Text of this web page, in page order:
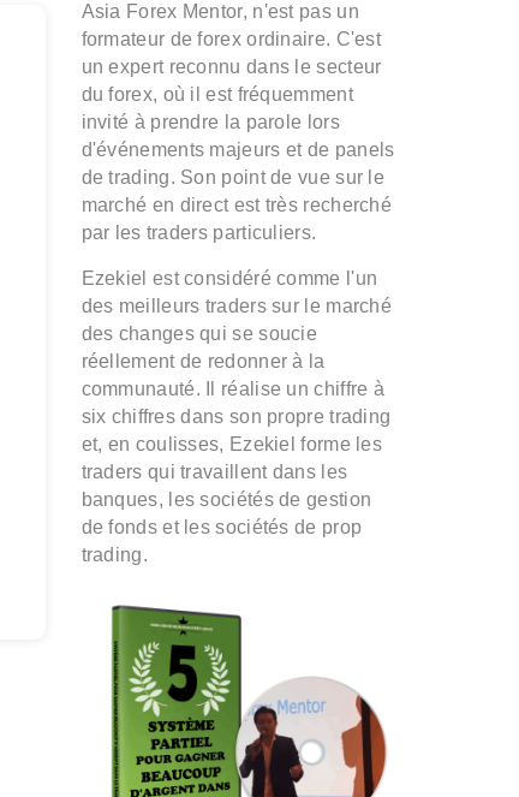
Asia Forex Mentor, n'est pas un
formateur de forex ordinaire. C'est
un expert reconnu dans le secteur
du forex, où il est fréquemment
invité à prendre la parole lors
d'événements majeurs et de panels
de trading. Son point de vue sur le
marché en direct est très recherché
par les traders particuliers.
Ezekiel est considéré comme l'un
des meilleurs traders sur le marché
des changes qui se soucie
réellement de redonner à la
communauté. Il réalise un chiffre à
six chiffres dans son propre trading
et, en coulisses, Ezekiel forme les
traders qui travaillent dans les
banques, les sociétés de gestion
de fonds et les sociétés de prop
trading.